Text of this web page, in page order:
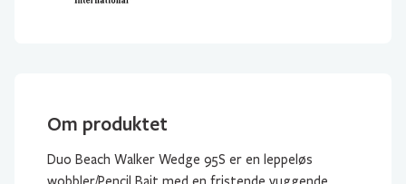
Om produktet
Duo Beach Walker Wedge 95S er en leppeløs